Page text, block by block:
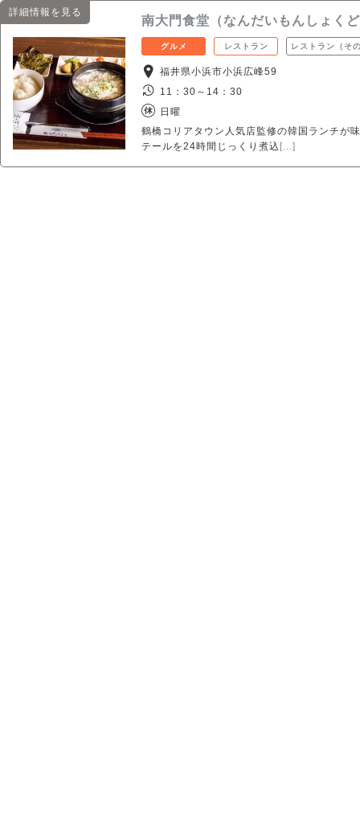
詳細情報を見る
南大門食堂（なんだいもんしょく
グルメ レストラン レストラン（そ
福井県小浜市小浜広峰59
11：30～14：30
日曜
鶴橋コリアタウン人気店監修の韓国ランチが
テールを24時間じっくり煮込 [...]